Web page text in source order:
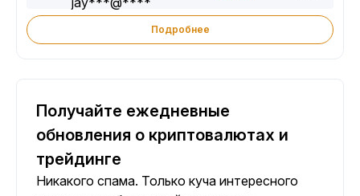
Подробнее
Получайте ежедневные
обновления о криптовалютах и
трейдинге
Никакого спама. Только куча интересного